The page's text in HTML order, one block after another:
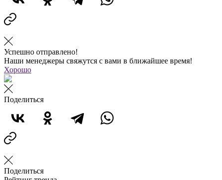
Успешно отправлено!
Наши менеджеры свяжутся с вами в ближайшее время!
Хорошо
Поделиться
Поделиться